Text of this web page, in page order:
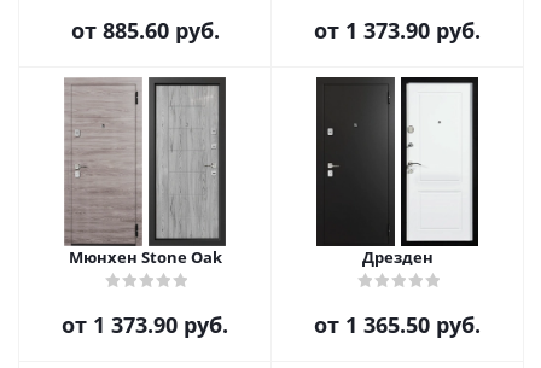
от 885.60 руб. от 1 373.90 руб.
Мюнхен Stone Oak
от 1 373.90 руб.
Дрезден
от 1 365.50 руб.